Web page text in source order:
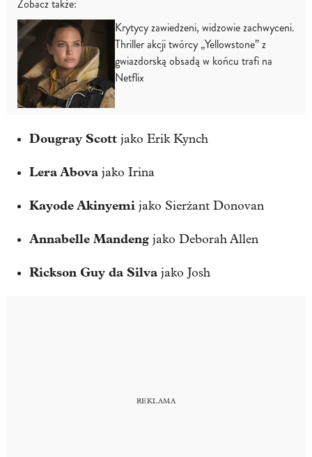
Zobacz także:
Krytycy zawiedzeni, widzowie zachwyceni.
Thriller akcji twórcy „Yellowstone” z
gwiazdorską obsadą w końcu trafi na
Netflix
Dougray Scott jako Erik Kynch
Lera Abova jako Irina
Kayode Akinyemi jako Sierżant Donovan
Annabelle Mandeng jako Deborah Allen
Rickson Guy da Silva jako Josh